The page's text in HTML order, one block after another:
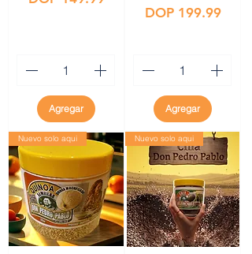
Agregar
Precio
DOP 199.99
Agregar
Nuevo solo aqui Nuevo solo aqui